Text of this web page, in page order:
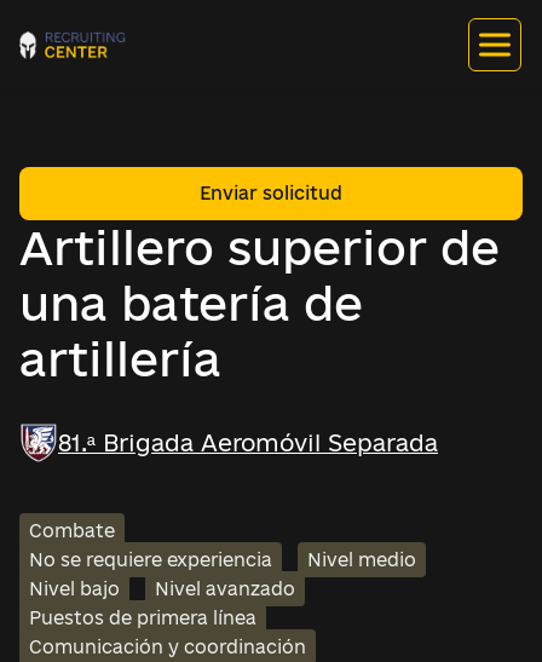
Artillero superior de
una batería de
artillería
Enviar solicitud
81.ª Brigada Aeromóvil Separada
Combate
No se requiere experiencia
Nivel medio
Nivel bajo
Nivel avanzado
Puestos de primera línea
Comunicación y coordinación